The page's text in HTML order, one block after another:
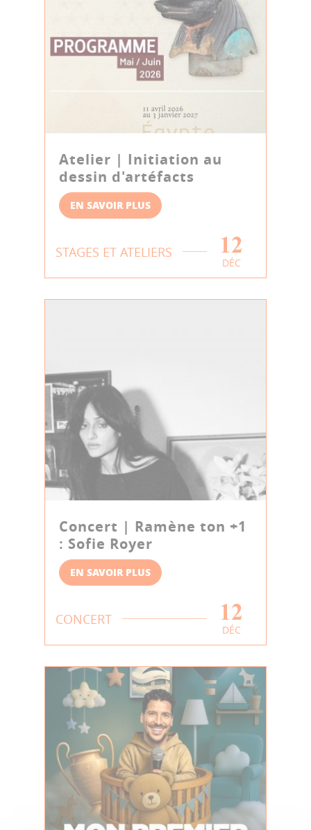
Atelier | Initiation au
dessin d'artéfacts
EN SAVOIR PLUS
STAGES ET ATELIERS 12
DÉC
Concert | Ramène ton +1
: Sofie Royer
EN SAVOIR PLUS
CONCERT 12
DÉC